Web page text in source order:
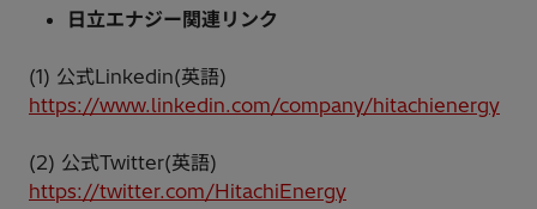
日立エナジー関連リンク
(1) 公式Linkedin(英語)
https://www.linkedin.com/company/hitachienergy
(2) 公式Twitter(英語)
https://twitter.com/HitachiEnergy